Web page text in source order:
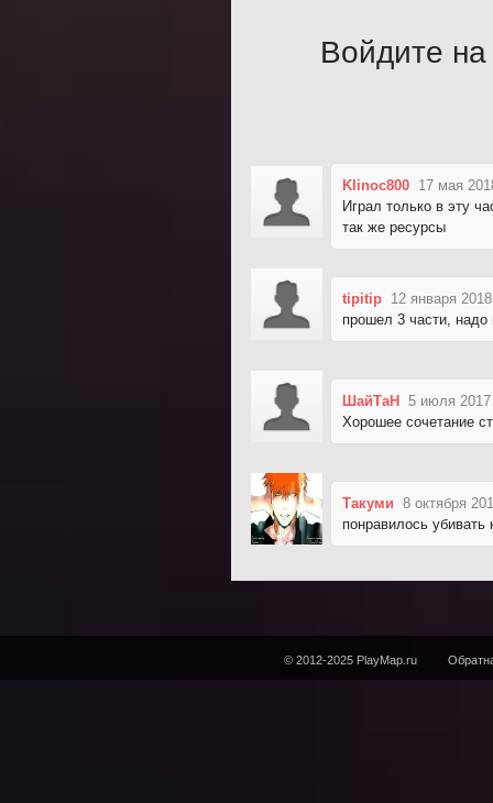
Войдите на
Klinoc800 17 мая
Играл только в эту
так же ресурсы
tipitip 12 января
прошел 3 части,
ШайТаН 5 июля 2017
Хорошее сочетание
Такуми 8 октября
понравилось убивать
© 2012-2025 PlayMap.ru